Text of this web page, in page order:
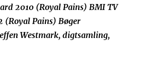
2010 (Royal Pains) BMI TV
(Royal Pains) Bøger
Westmark, digtsamling,